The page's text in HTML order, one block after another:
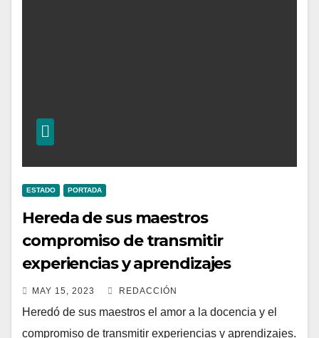
ESTADO PORTADA
Hereda de sus maestros
compromiso de transmitir
experiencias y aprendizajes
MAY 15, 2023 REDACCIÓN
Heredó de sus maestros el amor a la docencia y el
compromiso de transmitir experiencias y aprendizajes.